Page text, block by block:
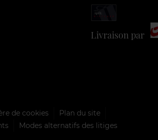
Livraison par
de cookies
Plan du site
Modes alternatifs des litiges